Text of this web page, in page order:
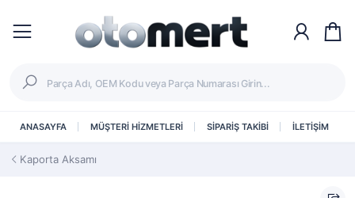
ANASAYFA MÜŞTERİ HİZMETLERİ SİPARİŞ TAKİBİ İLETİŞİM
Kaporta Aksamı